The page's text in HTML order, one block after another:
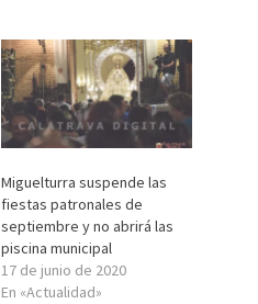
Miguelturra suspende las
fiestas patronales de
septiembre y no abrirá las
piscina municipal
17 de junio de 2020
En «Actualidad»